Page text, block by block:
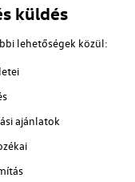
küldés
lehetőségek közül:
ajánlatok